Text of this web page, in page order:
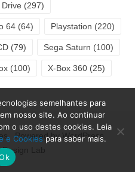
(297)
64(64) Playstation (220)
(79) Sega Saturn (100)
(100) X-Box 360(25)
Powered by WordPress
Design Lab
semelhantes para
nosso site. Ao continuar
o uso destes cookies. Leia
e Cookies para saber mais.